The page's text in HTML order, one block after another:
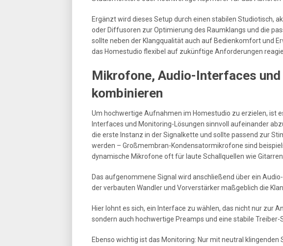
Ergänzt wird dieses Setup durch einen stabilen Studiotisch,
oder Diffusoren zur Optimierung des Raumklangs und die
sollte neben der Klangqualität auch auf Bedienkomfort und
das Homestudio flexibel auf zukünftige Anforderungen
Mikrofone, Audio-Interfaces
kombinieren
Um hochwertige Aufnahmen im Homestudio zu erzielen, ist
Interfaces und Monitoring-Lösungen sinnvoll aufeinander
die erste Instanz in der Signalkette und sollte passend zur
werden – Großmembran-Kondensatormikrofone sind
dynamische Mikrofone oft für laute Schallquellen wie
Das aufgenommene Signal wird anschließend über ein
der verbauten Wandler und Vorverstärker maßgeblich die
Hier lohnt es sich, ein Interface zu wählen, das nicht nur zur
sondern auch hochwertige Preamps und eine stabile Treiber-
Ebenso wichtig ist das Monitoring: Nur mit neutral